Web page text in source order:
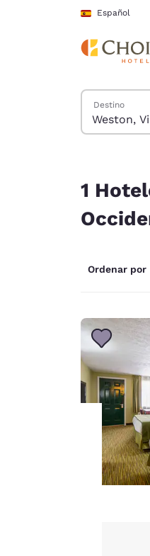
Saltar A ContenidoEspañol
Buscar hoteles
Destino
1
Ordenar por